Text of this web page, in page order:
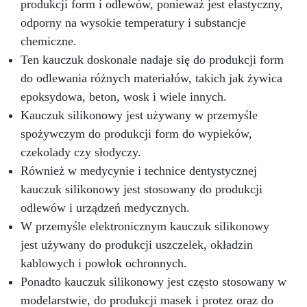
sprzedaż, formy do mydła ARTSOAP są dla
Ciebie idealnym wyborem! Bezpieczeństwo:
ARTSOAP to włoska marka, gwarancja wysokiej
jakości i bezpieczeństwa. Nasze formy do mydeł
produkowane są zgodnie ze wszystkimi
europejskimi normami bezpieczeństwa.
Trwałość: Formy silikonowe ARTSOAP zostały
zaprojektowane tak, aby przetrwać długi czas.
Można je wielokrotnie wykorzystywać bez
utraty dokładności kształtu.
Wszechstronność: Oprócz produkcji mydła
formy ARTSOAP można wykorzystać do wielu
innych kreacji, takich jak świece, gipsy i żywice.
Możliwości są nieskończone! Naciśnij „Dodaj do
koszyka” i zanurz się w świat ręcznie robionych
mydeł. Spersonalizuj swoje mydło za pomocą
substancji zapachowych i barwników
mydlanych. Nie możesz się doczekać, aby
podziwiać swoje nowe mydło rzemieślnicze DIY!
produkcji form i odlewów, ponieważ jest elastyczny,
odporny na wysokie temperatury i substancje
chemiczne.
Ten kauczuk doskonale nadaje się do produkcji form
do odlewania różnych materiałów, takich jak żywica
epoksydowa, beton, wosk i wiele innych.
Kauczuk silikonowy jest używany w przemyśle
spożywczym do produkcji form do wypieków,
czekolady czy słodyczy.
Również w medycynie i technice dentystycznej
kauczuk silikonowy jest stosowany do produkcji
odlewów i urządzeń medycznych.
W przemyśle elektronicznym kauczuk silikonowy
jest używany do produkcji uszczelek, okładzin
kablowych i powłok ochronnych.
Ponadto kauczuk silikonowy jest często stosowany w
modelarstwie, do produkcji masek i protez oraz do